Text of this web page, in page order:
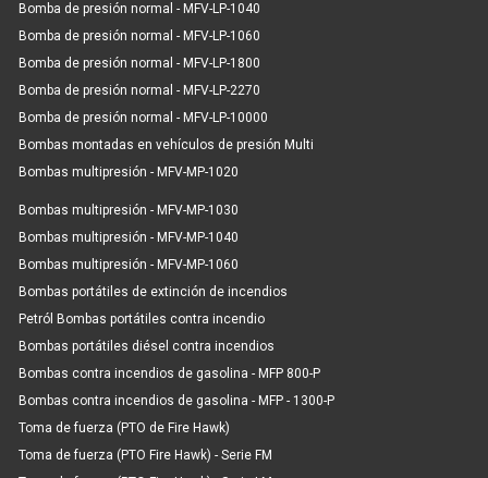
Bomba de presión normal - MFV-LP-1040
Bomba de presión normal - MFV-LP-1060
Bomba de presión normal - MFV-LP-1800
Bomba de presión normal - MFV-LP-2270
Bomba de presión normal - MFV-LP-10000
Bombas montadas en vehículos de presión Multi
Bombas multipresión - MFV-MP-1020
Bombas multipresión - MFV-MP-1030
Bombas multipresión - MFV-MP-1040
Bombas multipresión - MFV-MP-1060
Bombas portátiles de extinción de incendios
Petról Bombas portátiles contra incendio
Bombas portátiles diésel contra incendios
Bombas contra incendios de gasolina - MFP 800-P
Bombas contra incendios de gasolina - MFP - 1300-P
Toma de fuerza (PTO de Fire Hawk)
Toma de fuerza (PTO Fire Hawk) - Serie FM